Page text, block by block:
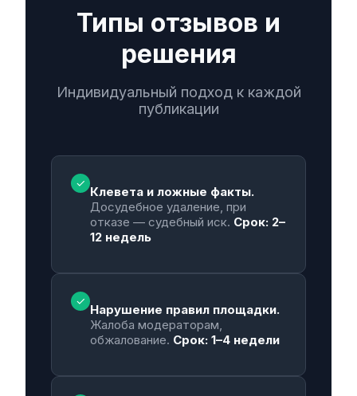
Типы отзывов и
решения
Индивидуальный подход к каждой
публикации
✓
Клевета и ложные факты.
Досудебное удаление, при
отказе — судебный иск. Срок: 2–
12 недель
✓
Нарушение правил площадки.
Жалоба модераторам,
обжалование. Срок: 1–4 недели